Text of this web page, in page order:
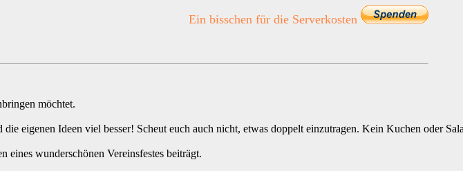
Ein bisschen für die Serverkosten
möchtet.
eigenen Ideen viel besser! Scheut euch auch nicht, etwas doppelt einzutragen. Kein Kuchen oder
wunderschönen Vereinsfestes beiträgt.